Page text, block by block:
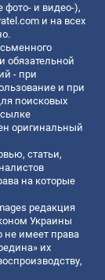
фото- и видео-),
и на всех
обязательной
- при
и при
поисковых
оригинальный
статьи,
на которые
редакция
Украины
не имеет права
их